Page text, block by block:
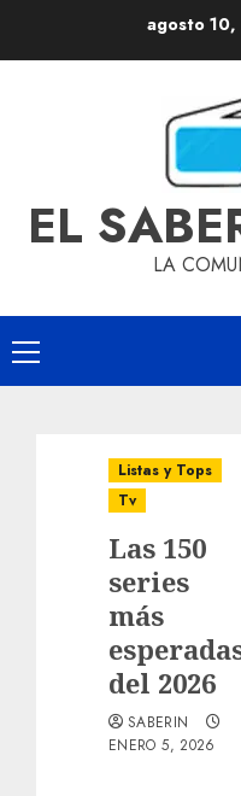
agosto
EL
LA
Listas y Tops
Tv
Las 150
series
más
del 2026
SABERIN
ENERO 5, 2026